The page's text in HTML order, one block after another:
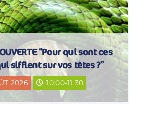
“Pour qui sont ces
sifflent sur vos têtes ?”
2026 10:00-11:30